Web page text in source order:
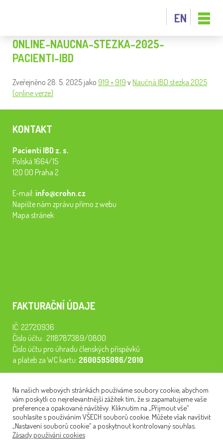
EN
ONLINE-NAUCNA-STEZKA-2025-
PACIENTI-IBD
Zveřejněno 28. 5. 2025 jako 919 × 919 v Naučná IBD stezka 2025
(online verze)
KONTAKT
Pacienti IBD z. s.
Polská 1664/15
120 00 Praha 2
E-mail: info@crohn.cz
Napište nám zprávu přímo z webu
Mapa stránek
FAKTURAČNÍ ÚDAJE
IČ: 22720936
Číslo účtu.: 2118787389/0800
Číslo účtu pro úhradu členských příspěvků
a plateb za WC kartu: 2600595086/2010
semináře, konferenci, plavbu na lodi a WC kartu. Z peněz
tiskneme odborné publikace pro pacienty.
Na našich webových stránkách používáme soubory cookie, abychom
vám poskytli co nejrelevantnější zážitek tím, že si zapamatujeme vaše
preference a opakované návštěvy. Kliknutím na „Přijmout vše“
souhlasíte s používáním VŠECH souborů cookie. Můžete však navštívit
„Nastavení souborů cookie“ a poskytnout kontrolovaný souhlas.
Zásady používání cookies